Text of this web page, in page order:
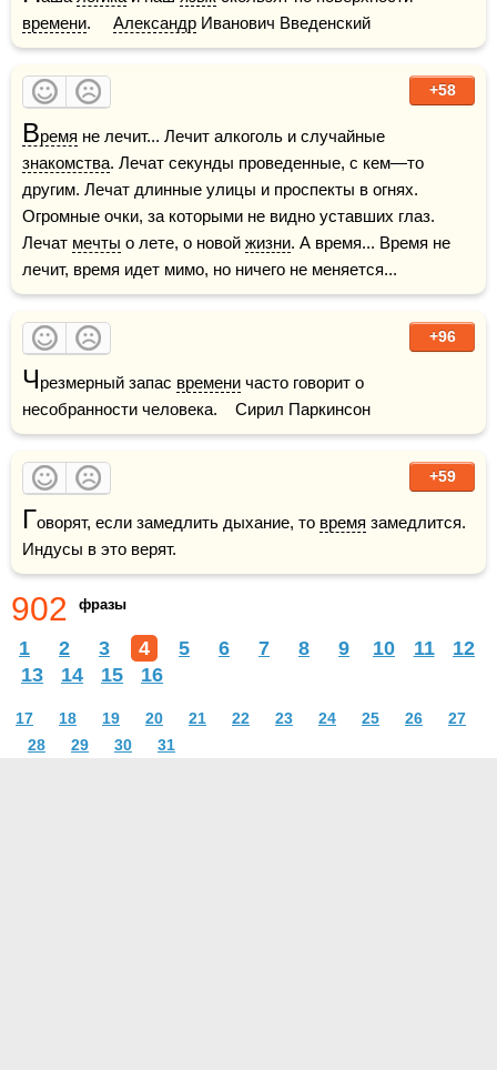
времени. Александр Иванович Введенский
+58
Время
знакомства. Лечат секунды проведенные, с кем—то
другим. Лечат длинные улицы и проспекты в огнях.
Огромные очки, за которыми не видно уставших глаз.
Лечат мечты о лете, о новой жизни. А время... Время не
лечит, время идет мимо, но ничего не меняется...
+96
Чрезмерный запас времени часто говорит о
несобранности человека.    Сирил Паркинсон
+59
Говорят, если замедлить дыхание, то время замедлится.
Индусы в это верят.
902 фразы
1 2 3 4 5 6 7 8 9 10 11
12
13
14 15 16
17 18 19 20 21 22 23 24 25 26
27
28
29 30 31